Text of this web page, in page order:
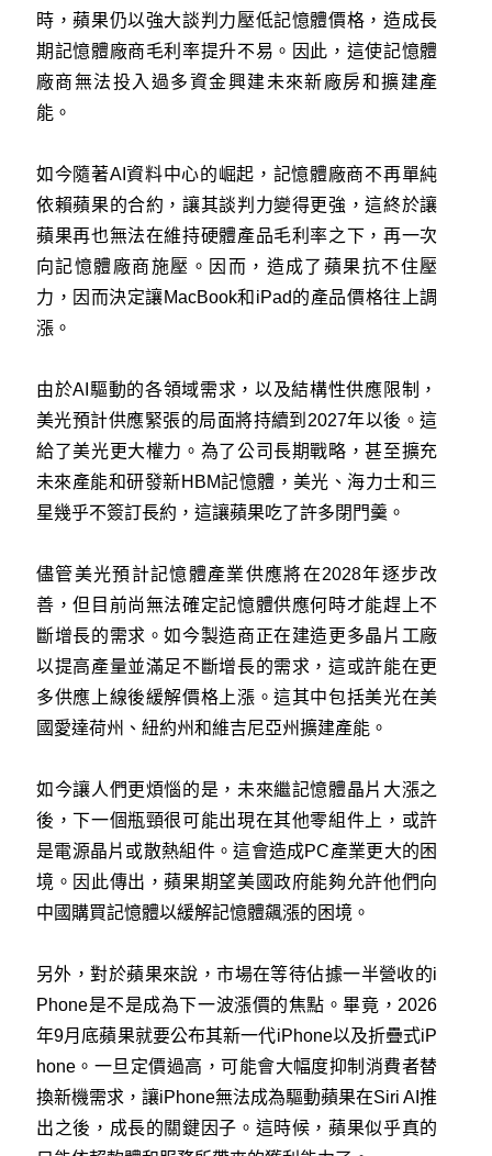
時，蘋果仍以強大談判力壓低記憶體價格，造成長
期記憶體廠商毛利率提升不易。因此，這使記憶體
廠商無法投入過多資金興建未來新廠房和擴建產
能。
如今隨著AI資料中心的崛起，記憶體廠商不再單純
依賴蘋果的合約，讓其談判力變得更強，這終於讓
蘋果再也無法在維持硬體產品毛利率之下，再一次
向記憶體廠商施壓。因而，造成了蘋果抗不住壓
力，因而決定讓MacBook和iPad的產品價格往上調
漲。
由於AI驅動的各領域需求，以及結構性供應限制，
美光預計供應緊張的局面將持續到2027年以後。這
給了美光更大權力。為了公司長期戰略，甚至擴充
未來產能和研發新HBM記憶體，美光、海力士和三
星幾乎不簽訂長約，這讓蘋果吃了許多閉門羹。
儘管美光預計記憶體產業供應將在2028年逐步改
善，但目前尚無法確定記憶體供應何時才能趕上不
斷增長的需求。如今製造商正在建造更多晶片工廠
以提高產量並滿足不斷增長的需求，這或許能在更
多供應上線後緩解價格上漲。這其中包括美光在美
國愛達荷州、紐約州和維吉尼亞州擴建產能。
如今讓人們更煩惱的是，未來繼記憶體晶片大漲之
後，下一個瓶頸很可能出現在其他零組件上，或許
是電源晶片或散熱組件。這會造成PC產業更大的困
境。因此傳出，蘋果期望美國政府能夠允許他們向
中國購買記憶體以緩解記憶體飆漲的困境。
另外，對於蘋果來說，市場在等待佔據一半營收的i
Phone是不是成為下一波漲價的焦點。畢竟，2026
年9月底蘋果就要公布其新一代iPhone以及折疊式iP
hone。一旦定價過高，可能會大幅度抑制消費者替
換新機需求，讓iPhone無法成為驅動蘋果在Siri AI推
出之後，成長的關鍵因子。這時候，蘋果似乎真的